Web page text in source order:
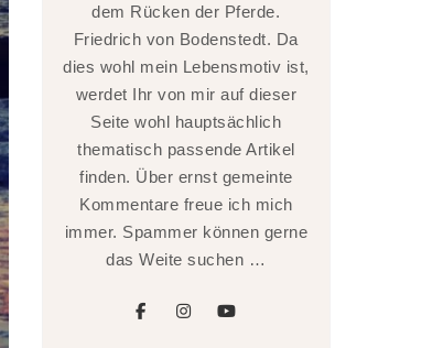
dem Rücken der Pferde.
Friedrich von Bodenstedt. Da
dies wohl mein Lebensmotiv ist,
werdet Ihr von mir auf dieser
Seite wohl hauptsächlich
thematisch passende Artikel
finden. Über ernst gemeinte
Kommentare freue ich mich
immer. Spammer können gerne
das Weite suchen …